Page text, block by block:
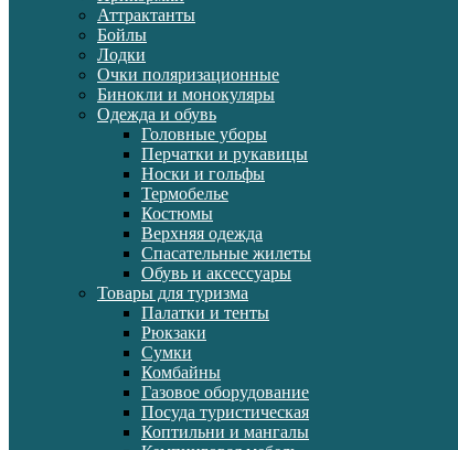
Аттрактанты
Бойлы
Лодки
Очки поляризационные
Бинокли и монокуляры
Одежда и обувь
Головные уборы
Перчатки и рукавицы
Носки и гольфы
Термобелье
Костюмы
Верхняя одежда
Спасательные жилеты
Обувь и аксессуары
Товары для туризма
Палатки и тенты
Рюкзаки
Сумки
Комбайны
Газовое оборудование
Посуда туристическая
Коптильни и мангалы